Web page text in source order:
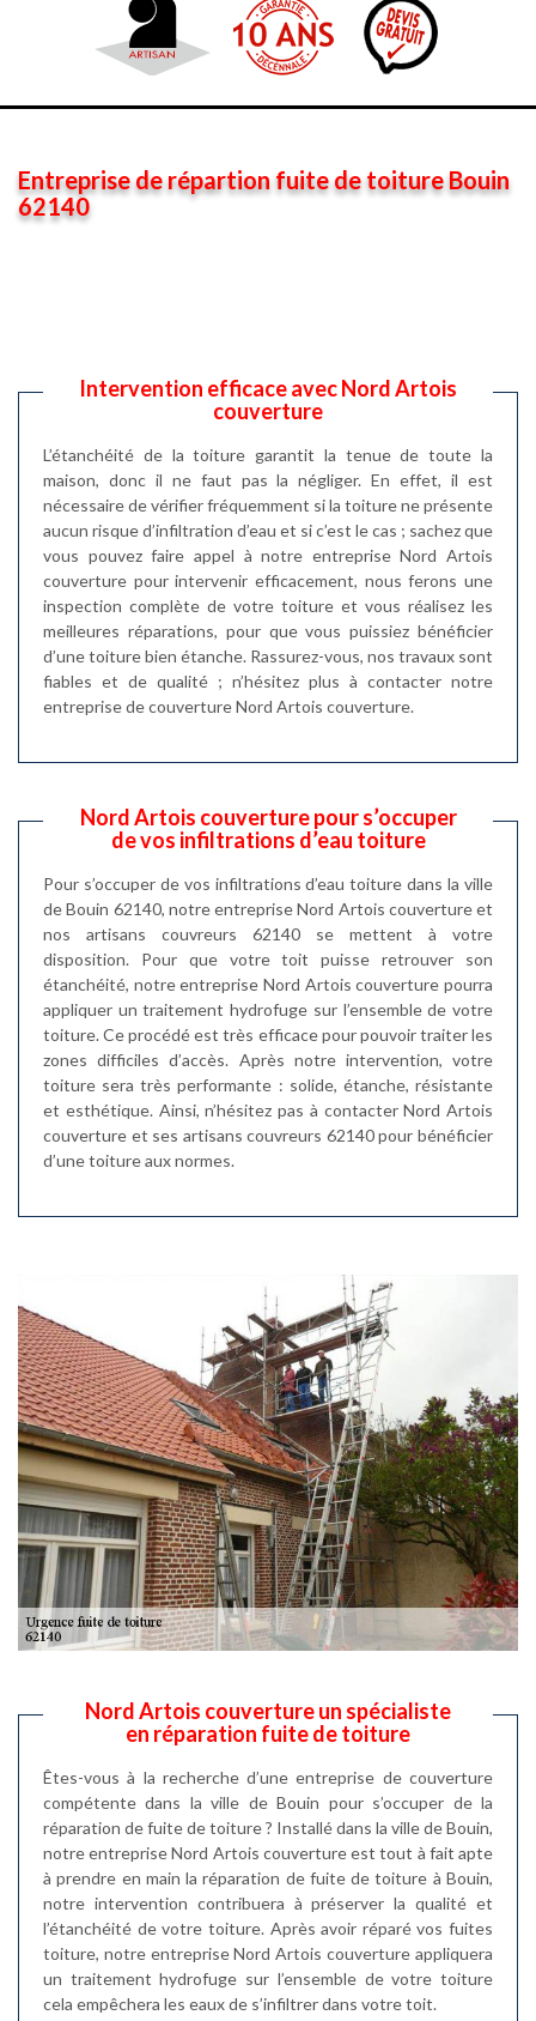
Entreprise de répartion fuite de toiture Bouin
62140
Intervention efficace avec Nord Artois
couverture
L’étanchéité de la toiture garantit la tenue de toute la
maison, donc il ne faut pas la négliger. En effet, il est
nécessaire de vérifier fréquemment si la toiture ne présente
aucun risque d’infiltration d’eau et si c’est le cas ; sachez que
vous pouvez faire appel à notre entreprise Nord Artois
couverture pour intervenir efficacement, nous ferons une
inspection complète de votre toiture et vous réalisez les
meilleures réparations, pour que vous puissiez bénéficier
d’une toiture bien étanche. Rassurez-vous, nos travaux sont
fiables et de qualité ; n’hésitez plus à contacter notre
entreprise de couverture Nord Artois couverture.
Nord Artois couverture pour s’occuper
de vos infiltrations d’eau toiture
Pour s’occuper de vos infiltrations d’eau toiture dans la ville
de Bouin 62140, notre entreprise Nord Artois couverture et
nos artisans couvreurs 62140 se mettent à votre
disposition. Pour que votre toit puisse retrouver son
étanchéité, notre entreprise Nord Artois couverture pourra
appliquer un traitement hydrofuge sur l’ensemble de votre
toiture. Ce procédé est très efficace pour pouvoir traiter les
zones difficiles d’accès. Après notre intervention, votre
toiture sera très performante : solide, étanche, résistante
et esthétique. Ainsi, n’hésitez pas à contacter Nord Artois
couverture et ses artisans couvreurs 62140 pour bénéficier
d’une toiture aux normes.
Nord Artois couverture un spécialiste
en réparation fuite de toiture
Êtes-vous à la recherche d’une entreprise de couverture
compétente dans la ville de Bouin pour s’occuper de la
réparation de fuite de toiture ? Installé dans la ville de Bouin,
notre entreprise Nord Artois couverture est tout à fait apte
à prendre en main la réparation de fuite de toiture à Bouin,
notre intervention contribuera à préserver la qualité et
l’étanchéité de votre toiture. Après avoir réparé vos fuites
toiture, notre entreprise Nord Artois couverture appliquera
un traitement hydrofuge sur l’ensemble de votre toiture
cela empêchera les eaux de s’infiltrer dans votre toit.